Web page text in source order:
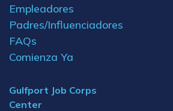
Empleadores
Padres/Influenciadores
FAQs
Comienza Ya
Gulfport Job Corps
Center